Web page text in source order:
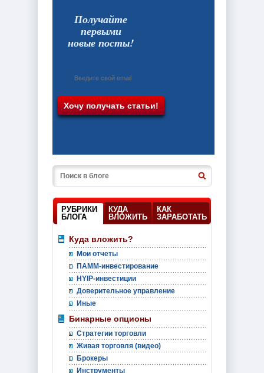
Получайте
первыми
новые посты!
РУБРИКИ
БЛОГА
КУДА
ВЛОЖИТЬ
КАК
ЗАРАБОТАТЬ
Куда вложить?
Мои отчеты
ПАММ-инвестирование
HYIP-инвестиции
Доверительное управление
Иные
Бинарные опционы
Стратегии торговли
Живая торговля (видео)
Брокеры
Инструменты